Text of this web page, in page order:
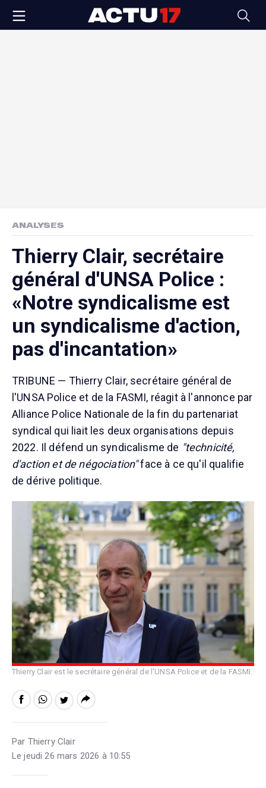
ANALYSES
Thierry Clair, secrétaire
général d'UNSA Police :
«Notre syndicalisme est
un syndicalisme d'action,
pas d'incantation»
TRIBUNE — Thierry Clair, secrétaire général de
l'UNSA Police et de la FASMI, réagit à l'annonce par
Alliance Police Nationale de la fin du partenariat
syndical qui liait les deux organisations depuis
2022. Il défend un syndicalisme de "technicité,
d'action et de négociation"face à ce qu'il qualifie
de dérive politique.
Thierry Clair est le secrétaire général de l'UNSA Police et de la FASMI.
Par Thierry Clair
Le jeudi 26 mars 2026 à 10:55